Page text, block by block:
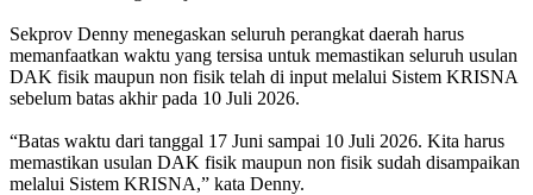
Sekprov Denny menegaskan seluruh perangkat daerah harus
memanfaatkan waktu yang tersisa untuk memastikan seluruh usulan
DAK fisik maupun non fisik telah di input melalui Sistem KRISNA
sebelum batas akhir pada 10 Juli 2026.
“Batas waktu dari tanggal 17 Juni sampai 10 Juli 2026. Kita harus
memastikan usulan DAK fisik maupun non fisik sudah disampaikan
melalui Sistem KRISNA,” kata Denny.